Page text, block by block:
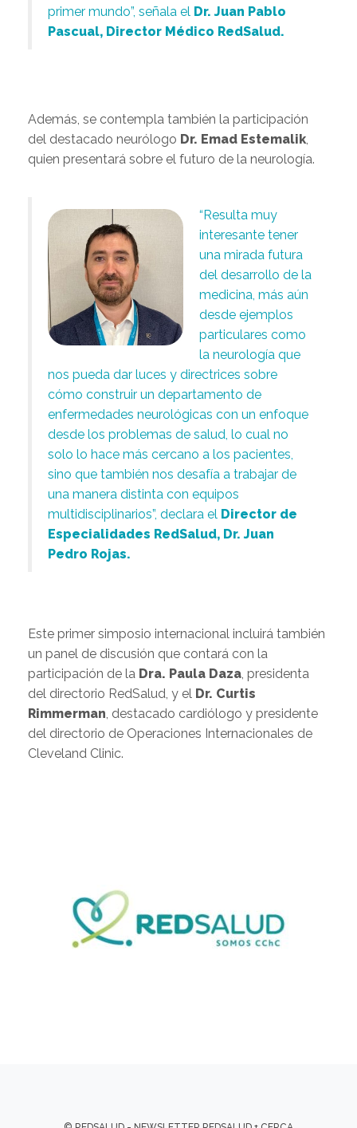
primer mundo”, señala el Dr. Juan Pablo
Pascual, Director Médico RedSalud.
Además, se contempla también la participación
del destacado neurólogo Dr. Emad Estemalik
quien presentará sobre el futuro de la neurología.
“Resulta muy
interesante tener
una mirada futura
del desarrollo de la
medicina, más aún
desde ejemplos
particulares como
la neurología que
nos pueda dar luces y directrices sobre
cómo construir un departamento de
enfermedades neurológicas con un enfoque
desde los problemas de salud, lo cual no
solo lo hace más cercano a los pacientes,
sino que también nos desafía a trabajar de
una manera distinta con equipos
multidisciplinarios”, declara el Director de
Especialidades RedSalud, Dr. Juan
Pedro Rojas.
Este primer simposio internacional incluirá también
un panel de discusión que contará con la
participación de la Dra. Paula Daza , presidenta
del directorio RedSalud, y el Dr. Curtis
Rimmerman , destacado cardiólogo y presidente
del directorio de Operaciones Internacionales de
Cleveland Clinic.